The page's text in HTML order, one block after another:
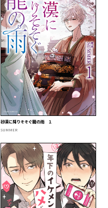
砂漠に降りそそぐ龍の雨 １
SUMMER